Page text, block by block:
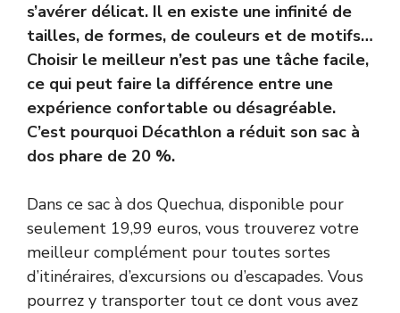
s’avérer délicat. Il en existe une infinité de
tailles, de formes, de couleurs et de motifs…
Choisir le meilleur n’est pas une tâche facile,
ce qui peut faire la différence entre une
expérience confortable ou désagréable.
C’est pourquoi Décathlon a réduit son sac à
dos phare de 20 %.
Dans ce sac à dos Quechua, disponible pour
seulement 19,99 euros, vous trouverez votre
meilleur complément pour toutes sortes
d’itinéraires, d’excursions ou d’escapades. Vous
pourrez y transporter tout ce dont vous avez